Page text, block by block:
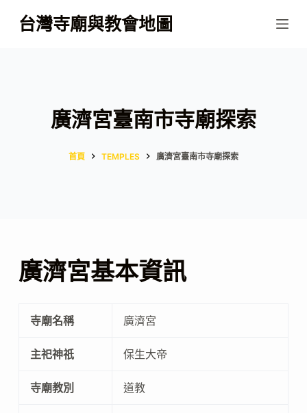
跳
至
台灣寺廟與教會地圖
廣濟宮臺南市寺廟探索
首頁 TEMPLES 廣濟宮臺南市寺廟探索
廣濟宮基本資訊
寺廟名稱 廣濟宮
主祀神祇 保生大帝
寺廟教別 道教